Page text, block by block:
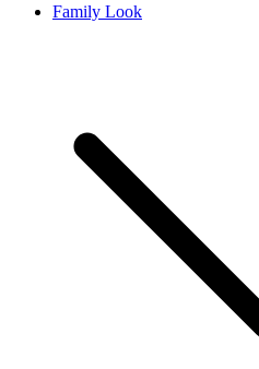
Family Look